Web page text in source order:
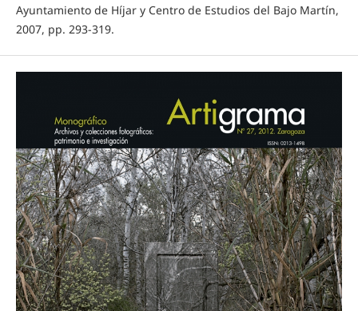
Ayuntamiento de Híjar y Centro de Estudios del Bajo Martín,
2007, pp. 293-319.